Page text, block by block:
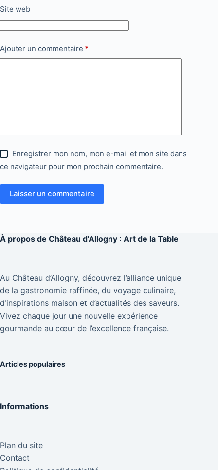
Site web
Ajouter un commentaire *
Enregistrer mon nom, mon e-mail et mon site dans
ce navigateur pour mon prochain commentaire.
Laisser un commentaire
À propos de Château d'Allogny : Art de la Table
Au Château d’Allogny, découvrez l’alliance unique
de la gastronomie raffinée, du voyage culinaire,
d’inspirations maison et d’actualités des saveurs.
Vivez chaque jour une nouvelle expérience
gourmande au cœur de l’excellence française.
Articles populaires
Informations
Plan du site
Contact